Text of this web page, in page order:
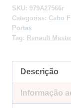
SKU: 979A27566r
Categorias: Cabo
Portas
Tag: Renault
Descrição
Informação